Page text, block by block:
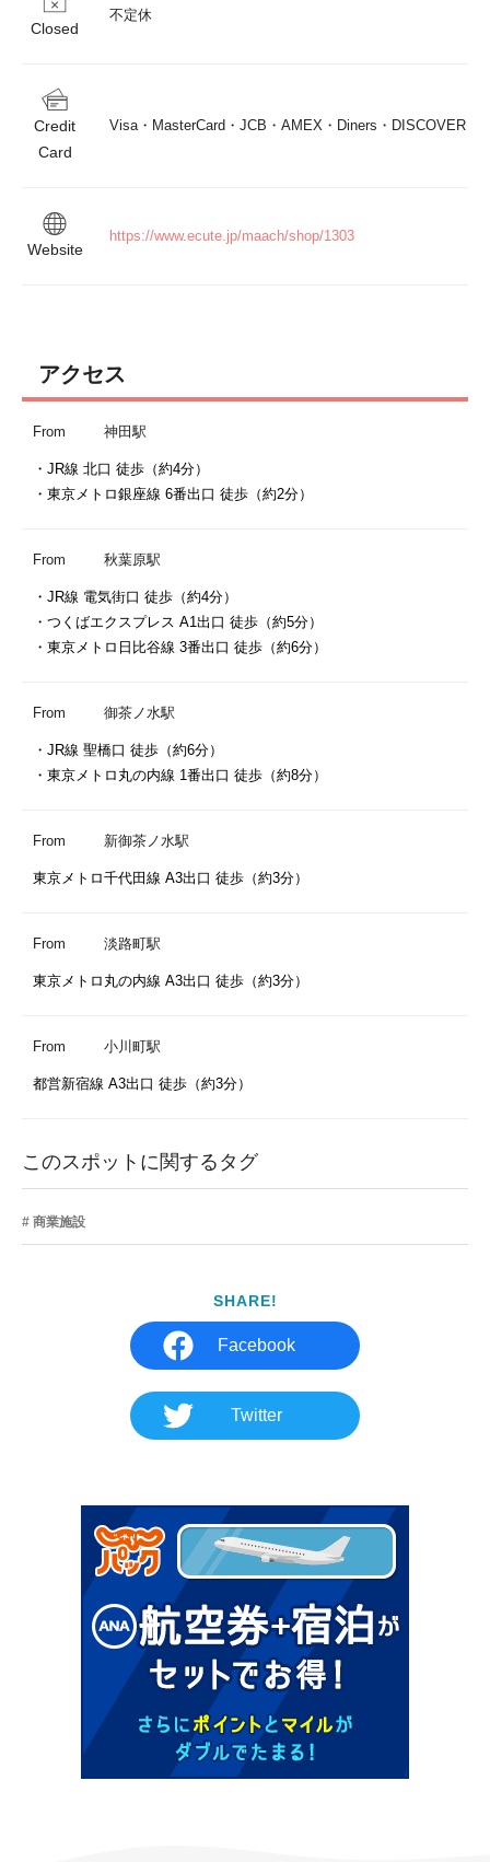
Closed
不定休
Credit
Card
Visa・MasterCard・JCB・AMEX・Diners・DISCOVER
Website
https://www.ecute.jp/maach/shop/1303
アクセス
From 神田駅
・JR線 北口 徒歩（約4分）
・東京メトロ銀座線 6番出口 徒歩（約2分）
From 秋葉原駅
・JR線 電気街口 徒歩（約4分）
・つくばエクスプレス A1出口 徒歩（約5分）
・東京メトロ日比谷線 3番出口 徒歩（約6分）
From 御茶ノ水駅
・JR線 聖橋口 徒歩（約6分）
・東京メトロ丸の内線 1番出口 徒歩（約8分）
From 新御茶ノ水駅
東京メトロ千代田線 A3出口 徒歩（約3分）
From 淡路町駅
東京メトロ丸の内線 A3出口 徒歩（約3分）
From 小川町駅
都営新宿線 A3出口 徒歩（約3分）
このスポットに関するタグ
商業施設
SHARE!
Facebook
Twitter